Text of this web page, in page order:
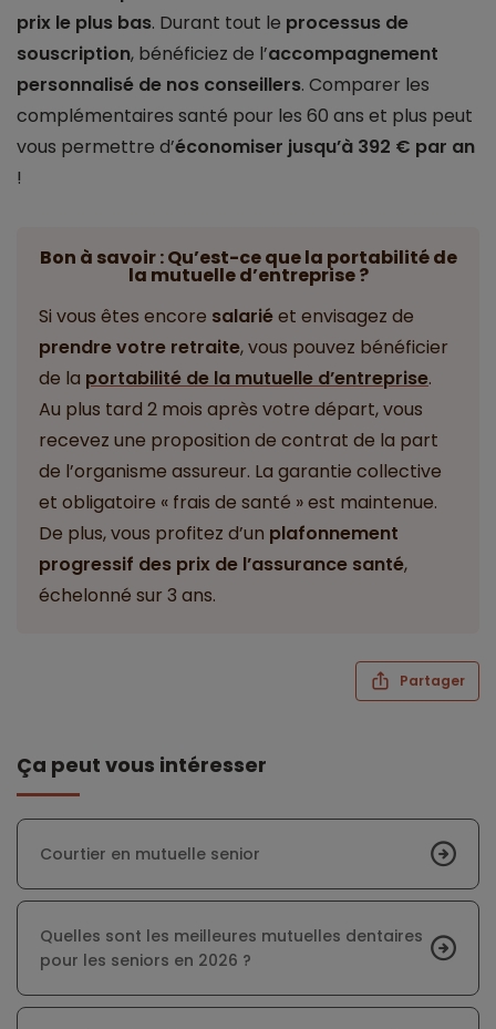
prix le plus bas. Durant tout le processus de
souscription, bénéficiez de l’accompagnement
personnalisé de nos conseillers. Comparer les
complémentaires santé pour les 60 ans et plus peut
vous permettre d’économiser jusqu’à 392 € par an
!
Bon à savoir : Qu’est-ce que la portabilité de
la mutuelle d’entreprise ?
Si vous êtes encore salariéet envisagez de
prendre votre retraite, vous pouvez bénéficier
de la portabilité de la mutuelle d’entreprise.
Au plus tard 2 mois après votre départ, vous
recevez une proposition de contrat de la part
de l’organisme assureur. La garantie collective
et obligatoire « frais de santé » est maintenue.
De plus, vous profitez d’un plafonnement
progressif des prix de l’assurance santé,
échelonné sur 3 ans.
Partager
Ça peut vous intéresser
Courtier en mutuelle senior
Quelles sont les meilleures mutuelles dentaires
pour les seniors en 2026 ?